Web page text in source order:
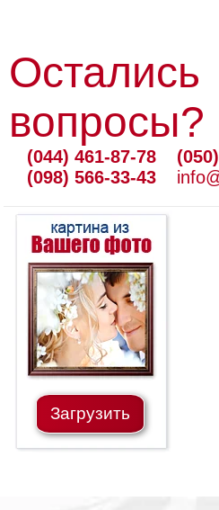
Остались
вопросы?
(044) 461-87-78
(098) 566-33-43
Загрузить